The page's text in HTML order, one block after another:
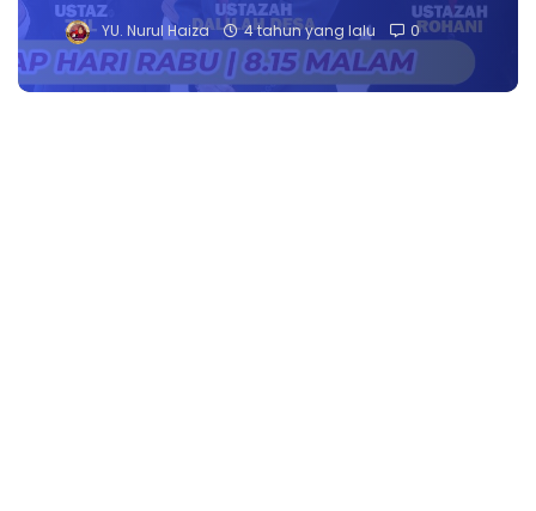
YU. Nurul Haiza 4 tahun yang lalu 0